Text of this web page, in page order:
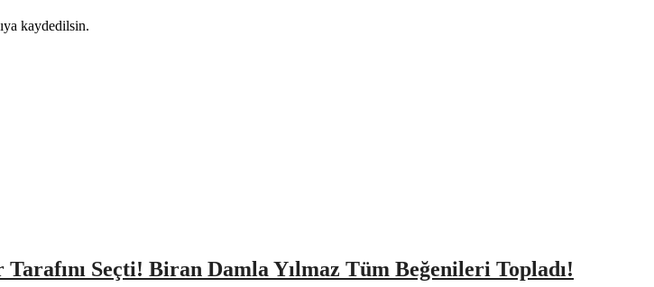
kaydedilsin.
Seçti! Biran Damla Yılmaz Tüm Beğenileri Topladı!